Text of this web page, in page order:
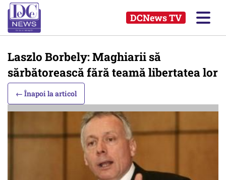
DCNews TV
Laszlo Borbely: Maghiarii să
sărbătorească fără teamă libertatea lor
← Înapoi la articol